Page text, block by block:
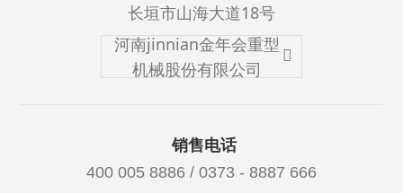
长垣市山海大道18号
河南jinnian金年会重型
机械股份有限公司
销售电话
400 005 8886 / 0373 - 8887 666